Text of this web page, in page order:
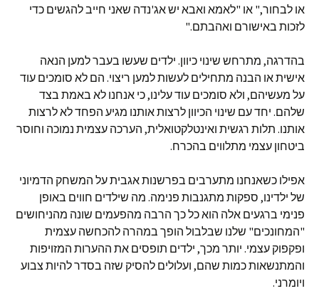
או לבחור," או "לאמא ואבא יש אג'נדה שאני חייב להגשים כדי
לזכות באישורם ואהבתם."
בהדרגה, מתרחש שינוי כיוון. ילדים שעשו בעבר למען הנאה
אישית או הבנה מתחילים לעשות למען ריצוי. הם לא סומכים עוד
על מעשיהם, ולא סומכים עוד עלינו, כי אנחנו לא באמת בצד
שלהם. יחד עם שינוי הכיוון לרצות אותנו מגיע הפחד לא לרצות
אותנו. תלות רגשית ואינטלקטואלית, הערכה עצמית נמוכה וחוסר
ביטחון עצמי מתלווים בהכרח.
אפילו כשאנחנו מתערבים בפרשנות אגבית על המשחק הדמיוני
של ילדינו, ספקות מתגנבות פנימה. מה שילדים חווים באופן
פנימי ברגעים אלה הוא כל כך הרבה מהפעמים שונה מהניחושים
"המחונכים" שלנו שבלבול הופך במהרה להכחשה עצמית
ופקפוק עצמי. יותר מכך, ילדים תופסים את ההערות המזויפות
והמתנשאות כמות שהם, ועלולים להסיק שזה בסדר להיות צבוע
ויומרני.